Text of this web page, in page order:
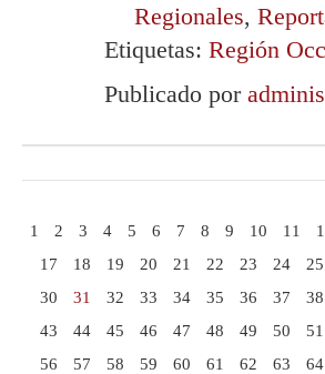
Regionales,
Etiquetas: Región
Publicado por
1 2 3 4 5 6 7 8 9 10 11
17
18 19 20 21 22 23 24 25
30
31 32 33 34 35 36 37 38
43
44 45 46 47 48 49 50 51
56
57 58 59 60 61 62 63 64